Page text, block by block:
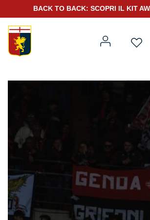
Genoa for Special
Training
Kit Gara 25/26
BACK TO BACK: SCOPRI IL KIT